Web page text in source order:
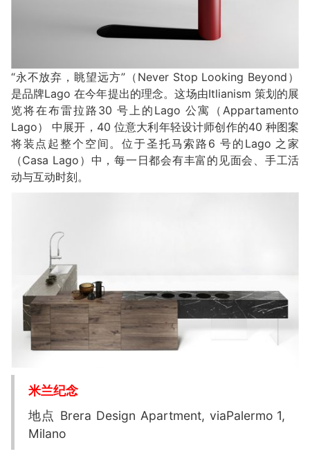
“永不放弃，眺望远方”（Never Stop Looking Beyond）
是品牌Lago 在今年提出的理念。这场由Itlianism 策划的展
览将在布雷拉路30 号上的Lago 公寓（Appartamento
Lago） 中展开，40 位意大利年轻设计师创作的40 种图案
将装点起整个空间。位于圣托马索路6 号的Lago 之家
（Casa Lago）中，每一日都会有丰富的见面会、手工活
动与互动时刻。
米兰纪念
地点 Brera Design Apartment, viaPalermo 1,
Milano